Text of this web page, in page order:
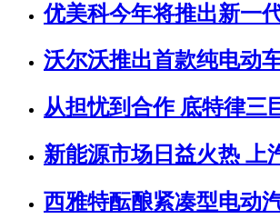
优美科今年将推出新一
沃尔沃推出首款纯电动
从担忧到合作 底特律三
新能源市场日益火热 上
西雅特酝酿紧凑型电动